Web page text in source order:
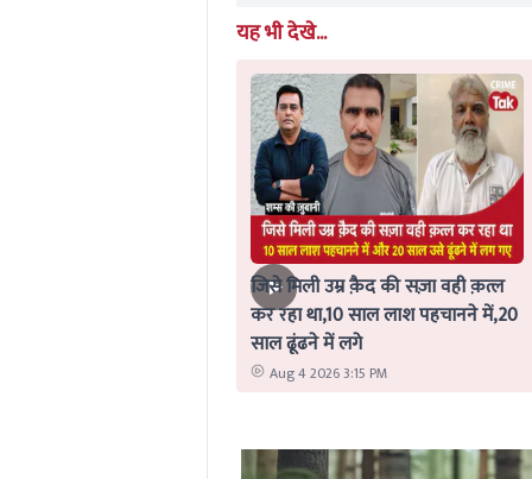
यह भी देखे...
जिसे मिली उम्र क़ैद की सज़ा वही क़त्ल
कर रहा था,10 साल लाश पहचानने में,20
साल ढूंढने में लगे
Aug 4 2026 3:15 PM